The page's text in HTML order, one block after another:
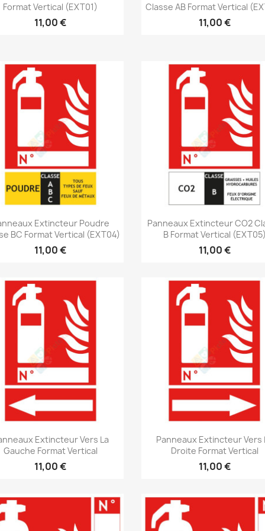
Format Vertical (EXT01)
11,00 €
Classe AB Format Vertical
11,00 €
Aperçu rapide
Extincteur Poudre
BC Format Vertical (EXT04)
11,00 €
 Aperçu rapide
Panneaux Extincteur CO2
B Format Vertical (EXT05)
11,00 €
Aperçu rapide
Extincteur Vers La
Gauche Format Vertical
11,00 €
Aperçu rapide
Panneaux Extincteur Vers
Droite Format Vertical
11,00 €